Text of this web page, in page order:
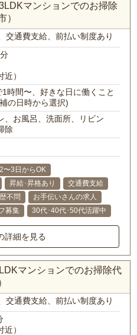
マンションでのお掃除
）
、交通費支給、前払い制度あり
近）
時間〜、好きな日に働くこと
の日時から選択)
、お風呂、洗面所、リビン
除
〜3日からOK
昇給･昇格あり
交通費支給
不問
お手伝いさんの求人
募集 30代･40代･50代活躍中
詳細を見る
マンションでのお掃除代
、交通費支給、前払い制度あり
近）